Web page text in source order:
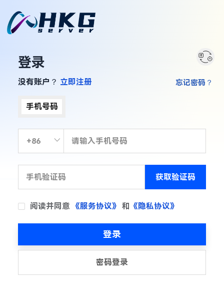
登录
没有账户？ 立即注册
手机号码
获取验证码
阅读并同意 《服务协议》 和 《隐私协议》
忘记密码？
登录
密码登录